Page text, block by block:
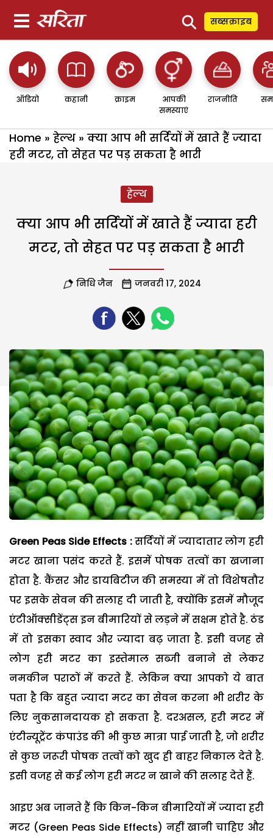
⚲ सब्सक्राइब
ऑडियो कहानी क्राइम
आपकी
समस्याएं
राजनीति
Home » हेल्थ » क्या आप भी सर्दियों में खाते हैं ज्यादा
हरी मटर, तो सेहत पर पड़ सकता है भारी
हेल्थ
क्या आप भी सर्दियों में खाते हैं ज्यादा हरी
मटर, तो सेहत पर पड़ सकता है भारी
निधि जैन जनवरी 17, 2024
Green Peas Side Effects :सर्दियों में ज्यादातार लोग हरी
मटर खाना पसंद करते हैं. इसमें पोषक तत्वों का खजाना
होता है. कैंसर और डायबिटीज की समस्या में तो विशेषतौर
पर इसके सेवन की सलाह दी जाती है, क्योंकि इसमें मौजूद
एंटीऑक्सीडेंट्स इन बीमारियों से लड़ने में सक्षम होते है. ठंड
में तो इसका स्वाद और ज्यादा बढ़ जाता है. इसी वजह से
लोग हरी मटर का इस्तेमाल सब्जी बनाने से लेकर
नमकीन पराठों में करते हैं. लेकिन क्या आपको ये बात
पता है कि बहुत ज्यादा मटर का सेवन करना भी शरीर के
लिए नुकसानदायक हो सकता है. दरअसल, हरी मटर में
एंटीन्यूट्रेंट कंपाउंड की भी कुछ मात्रा पाई जाती है, जो शरीर
से कुछ जरूरी पोषक तत्वों को खुद ही बाहर निकाल देते है.
इसी वजह से कई लोग हरी मटर न खाने की सलाह देते हैं.
आइए अब जानते हैं कि किन-किन बीमारियों में ज्यादा हरी
मटर (Green Peas Side Effects) नहीं खानी चाहिए और